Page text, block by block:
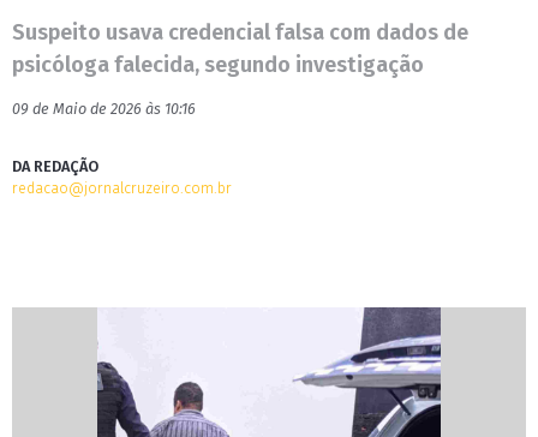
Suspeito usava credencial falsa com dados de
psicóloga falecida, segundo investigação
09 de Maio de 2026 às 10:16
DA REDAÇÃO
redacao@jornalcruzeiro.com.br